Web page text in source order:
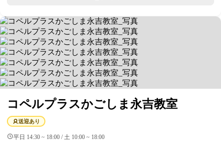
コペルプラスかごしま永吉教室
送迎あり
平日 14:30 ~ 18:00 / 土 10:00 ~ 18:00